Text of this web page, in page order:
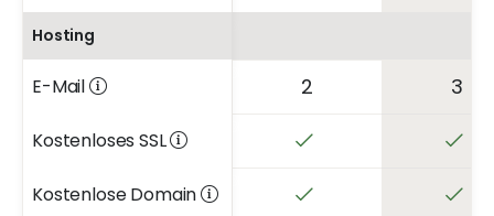
Hosting
E-Mail 2 3
Kostenloses SSL
Kostenlose Domain